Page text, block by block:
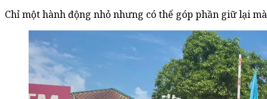
Chỉ một hành động nhỏ nhưng có thể góp phần giữ lại